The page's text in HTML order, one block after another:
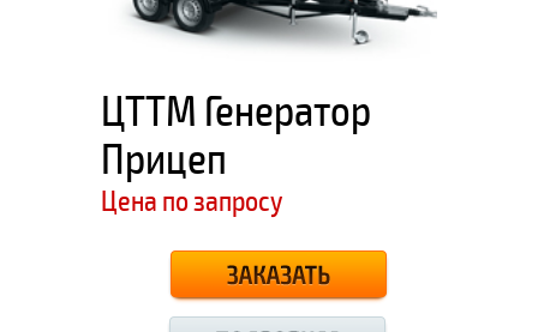
ЦТТМ Генератор
Прицеп
Цена по запросу